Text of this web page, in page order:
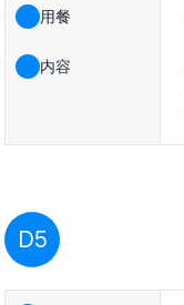
用餐
内容
D5